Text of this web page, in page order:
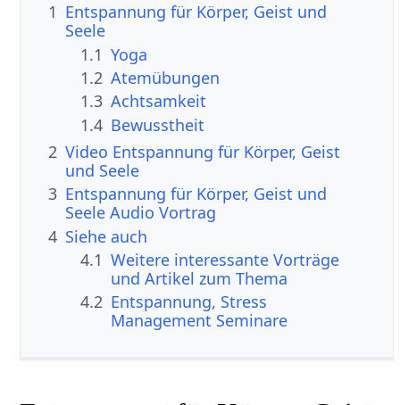
1 Entspannung für Körper, Geist und
Seele
1.1 Yoga
1.2 Atemübungen
1.3 Achtsamkeit
1.4 Bewusstheit
2 Video Entspannung für Körper, Geist
und Seele
3 Entspannung für Körper, Geist und
Seele Audio Vortrag
4 Siehe auch
4.1 Weitere interessante Vorträge
und Artikel zum Thema
4.2 Entspannung, Stress
Management Seminare